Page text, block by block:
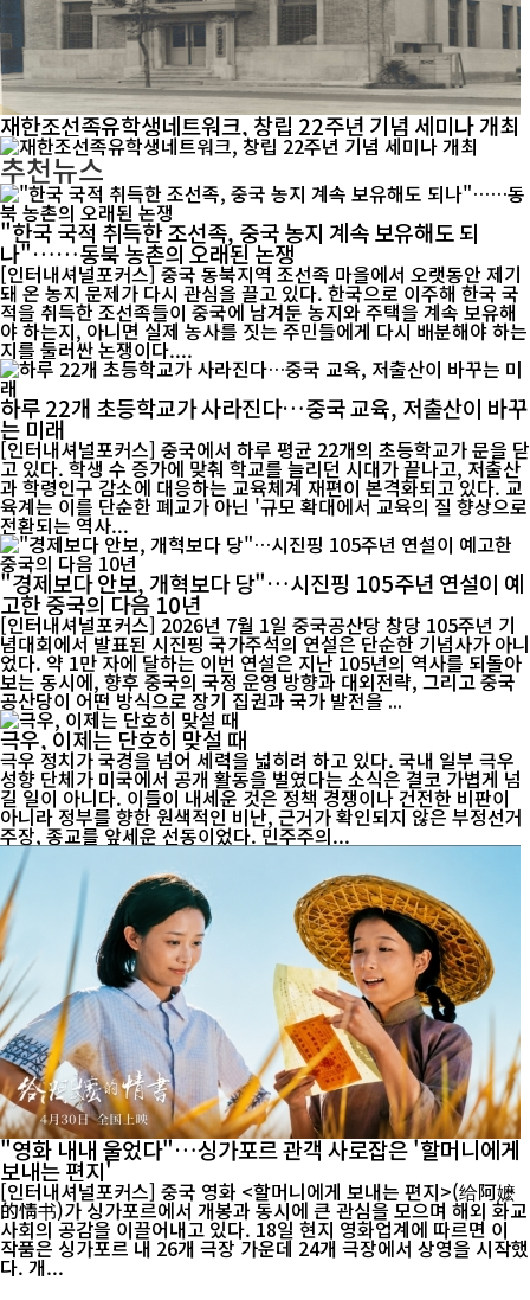
재한조선족유학생네트워크, 창립 22주년 기념 세미나 개최
추천뉴스
"한국 국적 취득한 조선족, 중국 농지 계속 보유해도 되
나"……동북 농촌의 오래된 논쟁
[인터내셔널포커스] 중국 동북지역 조선족 마을에서 오랫동안 제기
돼 온 농지 문제가 다시 관심을 끌고 있다. 한국으로 이주해 한국 국
적을 취득한 조선족들이 중국에 남겨둔 농지와 주택을 계속 보유해
야 하는지, 아니면 실제 농사를 짓는 주민들에게 다시 배분해야 하는
지를 둘러싼 논쟁이다....
하루 22개 초등학교가 사라진다…중국 교육, 저출산이 바꾸
는 미래
[인터내셔널포커스] 중국에서 하루 평균 22개의 초등학교가 문을 닫
고 있다. 학생 수 증가에 맞춰 학교를 늘리던 시대가 끝나고, 저출산
과 학령인구 감소에 대응하는 교육체계 재편이 본격화되고 있다. 교
육계는 이를 단순한 폐교가 아닌 '규모 확대에서 교육의 질 향상으로
전환되는 역사...
"경제보다 안보, 개혁보다 당"…시진핑 105주년 연설이 예
고한 중국의 다음 10년
[인터내셔널포커스] 2026년 7월 1일 중국공산당 창당 105주년 기
념대회에서 발표된 시진핑 국가주석의 연설은 단순한 기념사가 아니
었다. 약 1만 자에 달하는 이번 연설은 지난 105년의 역사를 되돌아
보는 동시에, 향후 중국의 국정 운영 방향과 대외전략, 그리고 중국
공산당이 어떤 방식으로 장기 집권과 국가 발전을 ...
극우, 이제는 단호히 맞설 때
극우 정치가 국경을 넘어 세력을 넓히려 하고 있다. 국내 일부 극우
성향 단체가 미국에서 공개 활동을 벌였다는 소식은 결코 가볍게 넘
길 일이 아니다. 이들이 내세운 것은 정책 경쟁이나 건전한 비판이
아니라 정부를 향한 원색적인 비난, 근거가 확인되지 않은 부정선거
주장, 종교를 앞세운 선동이었다. 민주주의...
"영화 내내 울었다"…싱가포르 관객 사로잡은 '할머니에게
보내는 편지'
[인터내셔널포커스] 중국 영화 <할머니에게 보내는 편지>(给阿嬷
的情书)가 싱가포르에서 개봉과 동시에 큰 관심을 모으며 해외 화교
사회의 공감을 이끌어내고 있다. 18일 현지 영화업계에 따르면 이
작품은 싱가포르 내 26개 극장 가운데 24개 극장에서 상영을 시작했
다. 개...